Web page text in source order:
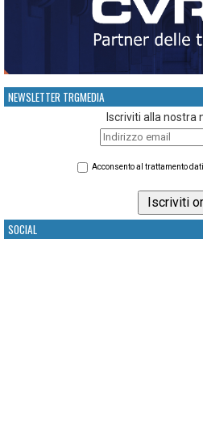
NEWSLETTER TRGMEDIA
Iscriviti alla nostra
Acconsento al trattamento
SOCIAL